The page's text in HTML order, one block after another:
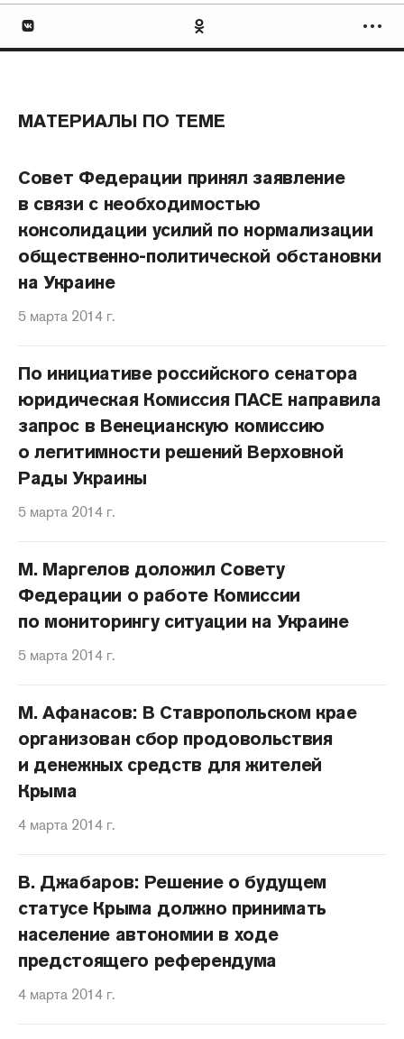
МАТЕРИАЛЫ ПО ТЕМЕ
Совет Федерации принял заявление
в связи с необходимостью
консолидации усилий по нормализации
общественно-политической обстановки
на Украине
5 марта 2014 г.
По инициативе российского сенатора
юридическая Комиссия ПАСЕ направила
запрос в Венецианскую комиссию
о легитимности решений Верховной
Рады Украины
5 марта 2014 г.
М. Маргелов доложил Совету
Федерации о работе Комиссии
по мониторингу ситуации на Украине
5 марта 2014 г.
М. Афанасов: В Ставропольском крае
организован сбор продовольствия
и денежных средств для жителей
Крыма
4 марта 2014 г.
В. Джабаров: Решение о будущем
статусе Крыма должно принимать
население автономии в ходе
предстоящего референдума
4 марта 2014 г.